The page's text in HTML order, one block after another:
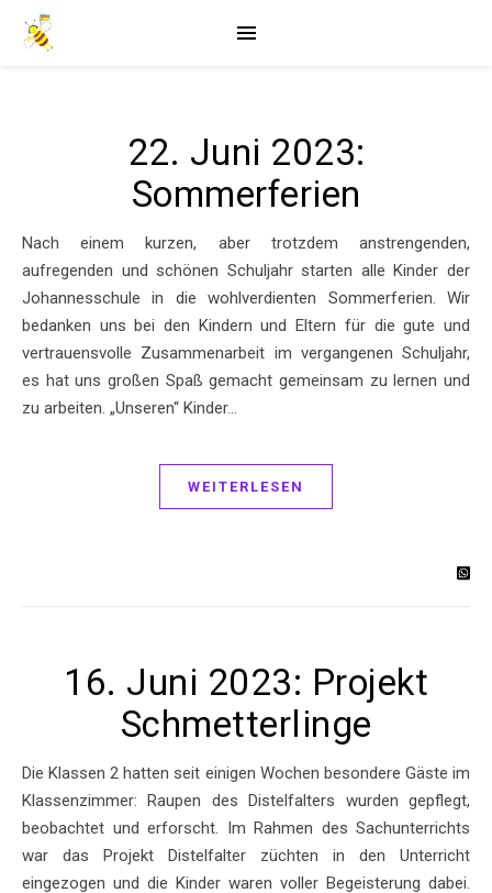
22. Juni 2023:
Sommerferien
Nach einem kurzen, aber trotzdem anstrengenden,
aufregenden und schönen Schuljahr starten alle Kinder der
Johannesschule in die wohlverdienten Sommerferien. Wir
bedanken uns bei den Kindern und Eltern für die gute und
vertrauensvolle Zusammenarbeit im vergangenen Schuljahr,
es hat uns großen Spaß gemacht gemeinsam zu lernen und
zu arbeiten. „Unseren“ Kinder…
WEITERLESEN
16. Juni 2023: Projekt
Schmetterlinge
Die Klassen 2 hatten seit einigen Wochen besondere Gäste im
Klassenzimmer: Raupen des Distelfalters wurden gepflegt,
beobachtet und erforscht. Im Rahmen des Sachunterrichts
war das Projekt Distelfalter züchten in den Unterricht
eingezogen und die Kinder waren voller Begeisterung dabei.